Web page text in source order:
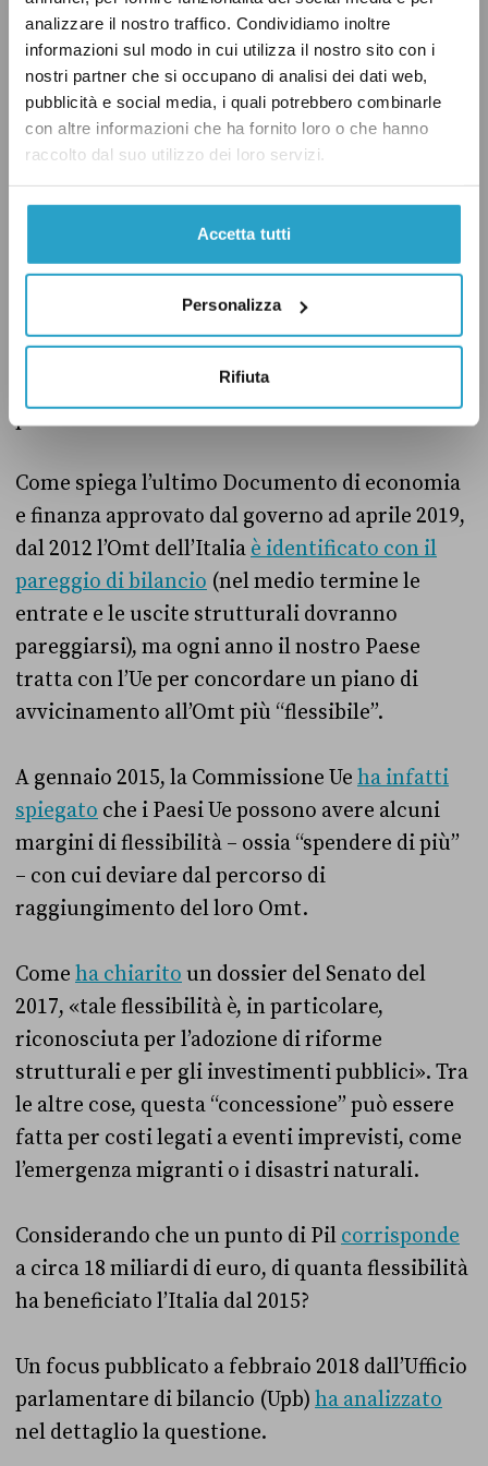
analizzare il nostro traffico. Condividiamo inoltre
informazioni sul modo in cui utilizza il nostro sito con i
nostri partner che si occupano di analisi dei dati web,
pubblicità e social media, i quali potrebbero combinarle
con altre informazioni che ha fornito loro o che hanno
raccolto dal suo utilizzo dei loro servizi.
Accetta tutti
Personalizza
Rifiuta
insieme di norme comunitarie – nato nel 1997
e modificato nel corso del tempo – il cui
obiettivo è quello di garantire la stabilità
finanziaria dell’Ue.
Ogni Paeseha un obiettivo di medio termine
da rispettare per quanto riguarda il
recessione. Secondo le regole, chi non rispetta
il proprio Omtdeve ridurreil proprio
disavanzo (o deficit) strutturale di 0,5 punti
percentuali l’anno.
Come spiega l’ultimo Documento di economia
e finanza approvato dal governo ad aprile 2019,
dal 2012 l’Omt dell’Italia è identificato con il
pareggio di bilancio (nel medio termine le
entrate e le uscite strutturali dovranno
pareggiarsi), ma ogni anno il nostro Paese
tratta con l’Ue per concordare un piano di
avvicinamento all’Omt più “flessibile”.
A gennaio 2015, la Commissione Ue ha infatti
spiegato che i Paesi Ue possono avere alcuni
margini di flessibilità – ossia “spendere di più”
– con cui deviare dal percorso di
raggiungimento del loro Omt.
Come ha chiarito un dossier del Senato del
2017, «tale flessibilità è, in particolare,
riconosciuta per l’adozione di riforme
strutturali e per gli investimenti pubblici». Tra
le altre cose, questa “concessione” può essere
fatta per costi legati a eventi imprevisti, come
l’emergenza migranti o i disastri naturali.
Considerando che un punto di Pil corrisponde
a circa 18 miliardi di euro, di quanta flessibilità
ha beneficiato l’Italia dal 2015?
Un focus pubblicato a febbraio 2018 dall’Ufficio
parlamentare di bilancio (Upb) ha analizzato
nel dettaglio la questione.